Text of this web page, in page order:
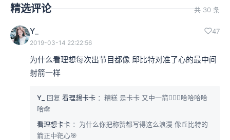
精选评论 共 30 条
Y_ 47
2019-03-14 22:22:56
为什么看理想每次出节目都像 邱比特对准了心的最中间
射箭一样
Y_ 回复 看理想卡卡 ：糟糕 是卡卡 又中一箭🧚🏻‍♀️哈哈哈哈
哈🙈
看理想卡卡 ：为什么你把称赞都写得这么浪漫 像丘比特的
箭正中靶心🎯